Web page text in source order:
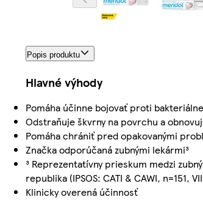
Popis produktu
Hlavné výhody
Pomáha účinne bojovať proti
Odstraňuje škvrny na povrchu a
Pomáha chrániť pred opakovanými
Značka odporúčaná zubnými lekármi³
³ Reprezentatívny prieskum medzi
republika (IPSOS: CATI & CAWI, n=151,
Klinicky overená účinnosť